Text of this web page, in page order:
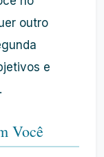
outro
e
Você